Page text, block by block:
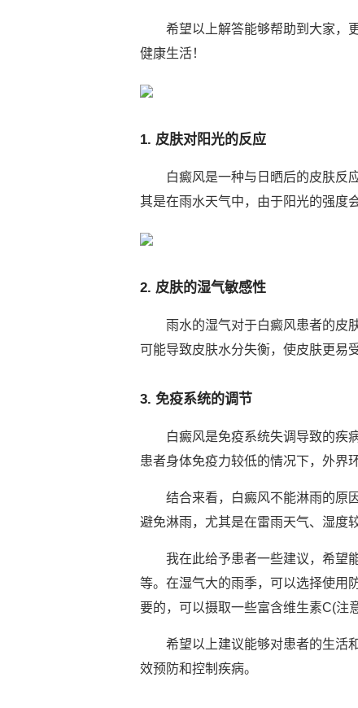
希望以上解答能够帮助到大家，更
健康生活！
1. 皮肤对阳光的反应
白癜风是一种与日晒后的皮肤反应
其是在雨水天气中，由于阳光的强度
2. 皮肤的湿气敏感性
雨水的湿气对于白癜风患者的皮肤
可能导致皮肤水分失衡，使皮肤更易
3. 免疫系统的调节
白癜风是免疫系统失调导致的疾病
患者身体免疫力较低的情况下，外界
结合来看，白癜风不能淋雨的原因
避免淋雨，尤其是在雷雨天气、湿度
我在此给予患者一些建议，希望能
等。在湿气大的雨季，可以选择使用
要的，可以摄取一些富含维生素C(注
希望以上建议能够对患者的生活和
效预防和控制疾病。